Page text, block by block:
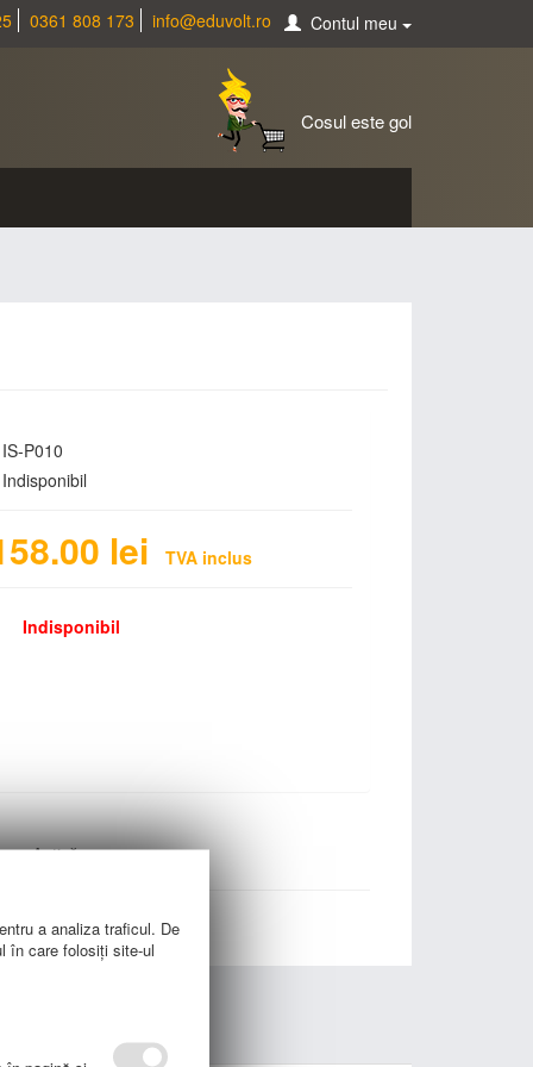
0361 808 173 info@eduvolt.ro Contul meu
Cosul este gol
IS-P010
Indisponibil
lei TVA inclus
Indisponibil
Antică
a analiza traficul. De
în care folosiți site-ul